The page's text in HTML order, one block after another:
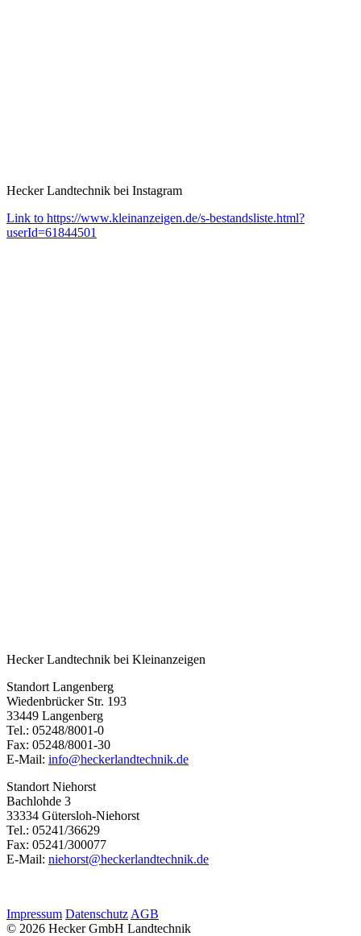
Hecker Landtechnik bei Instagram
Link to https://www.kleinanzeigen.de/s-bestandsliste.html?
userId=61844501
Hecker Landtechnik bei Kleinanzeigen
Standort Langenberg
Wiedenbrücker Str. 193
33449 Langenberg
Tel.: 05248/8001-0
Fax: 05248/8001-30
E-Mail: info@heckerlandtechnik.de
Standort Niehorst
Bachlohde 3
33334 Gütersloh-Niehorst
Tel.: 05241/36629
Fax: 05241/300077
E-Mail: niehorst@heckerlandtechnik.de
Impressum Datenschutz AGB
© 2026 Hecker GmbH Landtechnik